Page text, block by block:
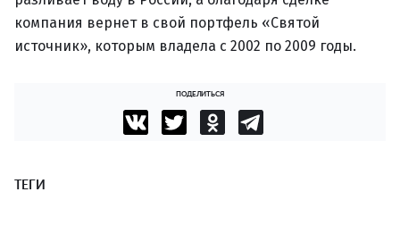
компания вернет в свой портфель «Святой
источник», которым владела с 2002 по 2009 годы.
ПОДЕЛИТЬСЯ
ТЕГИ